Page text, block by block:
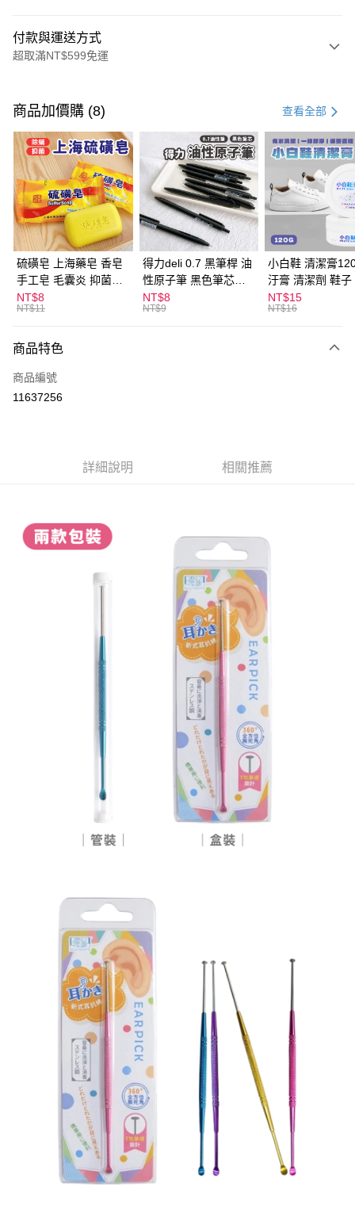
付款與運送方式
超取滿NT$599免運
信用卡一次付款
超商取貨付款
LINE Pay
Apple Pay
街口支付
悠遊付
ATM付款
全家取貨付款
每筆NT$60，滿NT$599(含以上)免運費
付款後全家取貨
每筆NT$60，滿NT$599(含以上)免運費
每筆NT$60，滿NT$599(含以上)免運費
宅配
每筆NT$120，滿NT$1,999(含以上)免運費
商品加價購 (8) 查看全部
硫磺皂 上海藥皂 香皂
手工皂 毛囊炎 抑菌除
蟎 清潔護膚 去油去痘
寵物皮膚病 狗狗貓咪
NT$8
NT$11
得力deli 0.7 黑筆桿 油
性原子筆 黑色筆芯
S304
NT$8
NT$9
小白鞋 清潔膏
汙膏 清潔劑 鞋子
漬 白皮鞋 鞋油
NT$15
NT$16
商品特色
商品編號
11637256
詳細說明 相關推薦